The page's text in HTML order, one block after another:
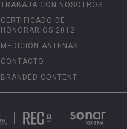
TRABAJA CON NOSOTROS
CERTIFICADO DE
HONORARIOS 2012
MEDICIÓN ANTENAS
CONTACTO
BRANDED CONTENT